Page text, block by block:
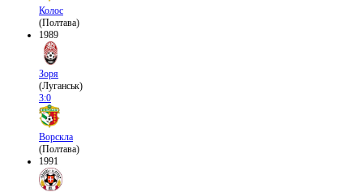
Колос
(Полтава)
1989
Зоря
(Луганськ)
3:0
Ворскла
(Полтава)
1991